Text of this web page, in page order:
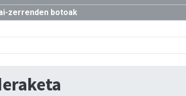
zerrenden botoak